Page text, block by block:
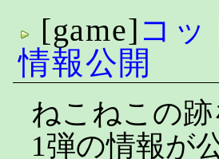
[game] コ
情報公開
ねこねこの
1弾の情報が